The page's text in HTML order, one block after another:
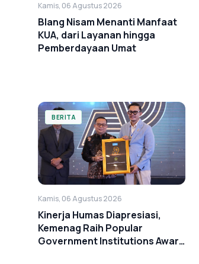
Kamis, 06 Agustus 2026
Blang Nisam Menanti Manfaat
KUA, dari Layanan hingga
Pemberdayaan Umat
BERITA
Kamis, 06 Agustus 2026
Kinerja Humas Diapresiasi,
Kemenag Raih Popular
Government Institutions Award